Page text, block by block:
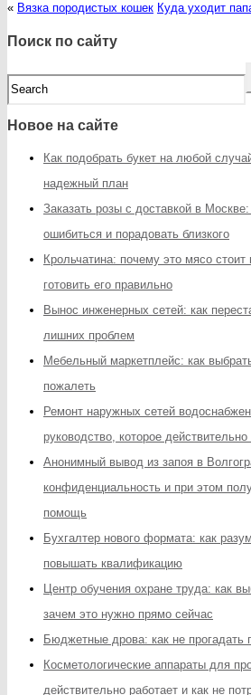
« Вязка породистых кошек Куда уходит
Поиск по сайту
Новое на сайте
Как подобрать букет на любой
надежный план
Заказать розы с доставкой в
ошибиться и порадовать близкого
Крольчатина: почему это мясо стоит
готовить его правильно
Вынос инженерных сетей: как
лишних проблем
Мебельный маркетплейс: как
пожалеть
Ремонт наружных сетей
руководство, которое действительно
Анонимный вывод из запоя в
конфиденциальность и при этом
помощь
Бухгалтер нового формата: как
повышать квалификацию
Центр обучения охране труда: как
зачем это нужно прямо сейчас
Бюджетные дрова: как не прогадать
Косметологические аппараты для
действительно работает и как не